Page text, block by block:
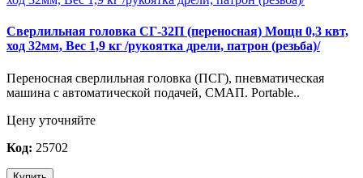
Сверлильная головка СГ-32П (переносная) Мощн 0,3 квт,
ход 32мм, Вес 1,9 кг /рукоятка дрели, патрон (резьба)/
Переносная сверлильная головка (ПСГ), пневматическая
машина с автоматической подачей, СМАП. Portable..
Цену уточняйте
Код: 25702